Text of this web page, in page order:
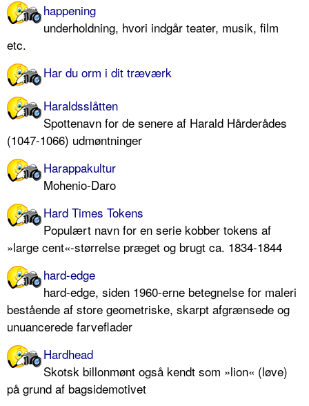
happening
underholdning, hvori indgår teater, musik, film
etc.
Har du orm i dit træværk
Haraldsslåtten
Spottenavn for de senere af Harald Hårderådes
(1047-1066) udmøntninger
Harappakultur
Mohenio-Daro
Hard Times Tokens
Populært navn for en serie kobber tokens af
»large cent«-størrelse præget og brugt ca. 1834-1844
hard-edge
hard-edge, siden 1960-erne betegnelse for maleri
bestående af store geometriske, skarpt afgrænsede og
unuancerede farveflader
Hardhead
Skotsk billonmønt også kendt som »lion« (løve)
på grund af bagsidemotivet